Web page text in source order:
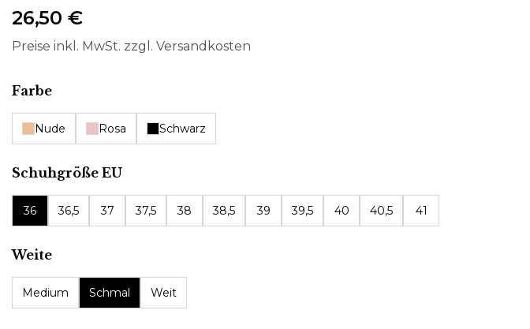
26,50 €
Preise inkl. MwSt. zzgl. Versandkosten
Farbeauswählen
Nude Rosa Schwarz
Schuhgröße EUauswählen
36 36,5 37 37,5 38 38,5 39 39,5 40 40,5 41
Weiteauswählen
Medium Schmal Weit